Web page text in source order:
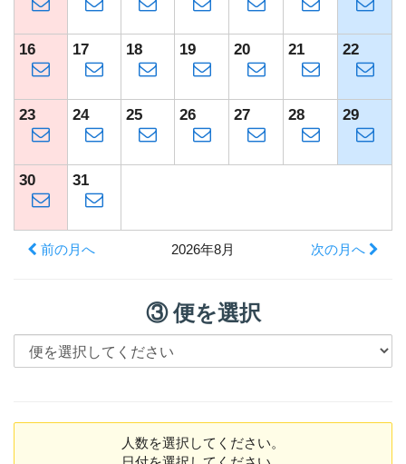
16 17 18 19 20 21 22
23 24 25 26 27 28 29
30 31
前の月へ 2026年8月 次の月へ
③ 便を選択
人数を選択してください。